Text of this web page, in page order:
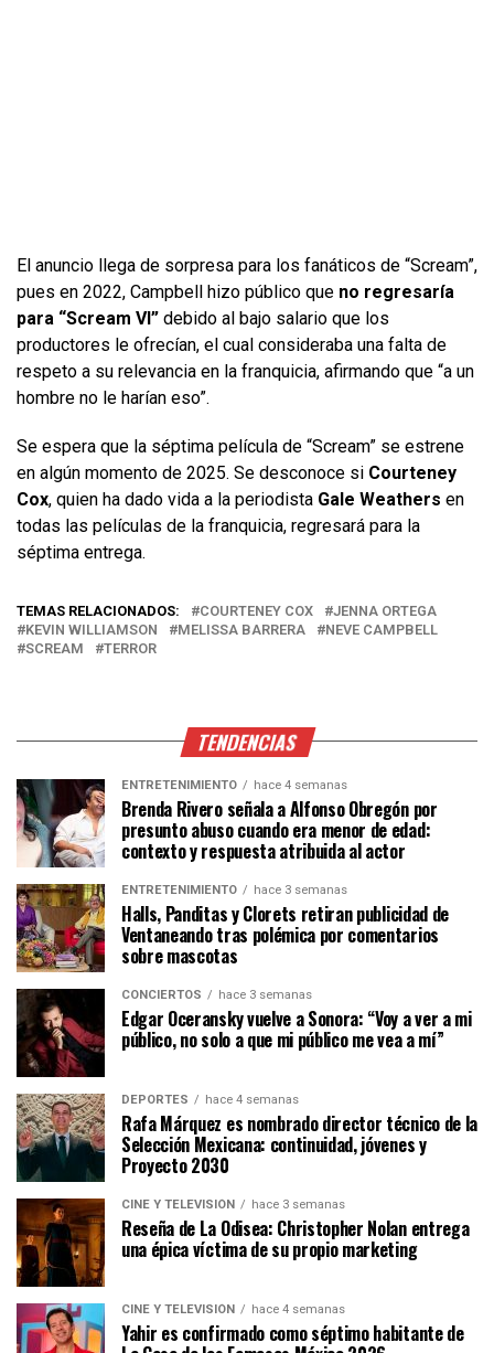
El anuncio llega de sorpresa para los fanáticos de “Scream”,
pues en 2022, Campbell hizo público que no regresaría
para “Scream VI” debido al bajo salario que los
productores le ofrecían, el cual consideraba una falta de
respeto a su relevancia en la franquicia, afirmando que “a un
hombre no le harían eso”.
Se espera que la séptima película de “Scream” se estrene
en algún momento de 2025. Se desconoce si Courteney
Cox, quien ha dado vida a la periodista Gale Weathers en
todas las películas de la franquicia, regresará para la
séptima entrega.
TEMAS RELACIONADOS: COURTENEY COX
JENNA ORTEGA
KEVIN WILLIAMSON
MELISSA BARRERA
NEVE CAMPBELL
SCREAM
TERROR
TENDENCIAS
ENTRETENIMIENTO hace 4 semanas
Brenda Rivero señala a Alfonso Obregón por
presunto abuso cuando era menor de edad:
contexto y respuesta atribuida al actor
ENTRETENIMIENTO hace 3 semanas
Halls, Panditas y Clorets retiran publicidad de
Ventaneando tras polémica por comentarios
sobre mascotas
CONCIERTOS hace 3 semanas
Edgar Oceransky vuelve a Sonora: “Voy a ver a mi
público, no solo a que mi público me vea a mí”
DEPORTES hace 4 semanas
Rafa Márquez es nombrado director técnico de la
Selección Mexicana: continuidad, jóvenes y
Proyecto 2030
CINE Y TELEVISIÓN hace 3 semanas
Reseña de La Odisea: Christopher Nolan entrega
una épica víctima de su propio marketing
CINE Y TELEVISIÓN hace 4 semanas
Yahir es confirmado como séptimo habitante de